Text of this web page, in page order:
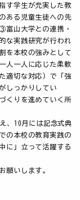
す学生が充実した教
ある児童生徒への先
富山大学との連携・
な実践研究が行われ
を本校の強みとして
人一人に応じた柔軟
適切な対応）で「強
しっかりしてい
くりを進めていく所
、10月には記念式典
の本校の教育実践の
に」立って活躍する
願いします。